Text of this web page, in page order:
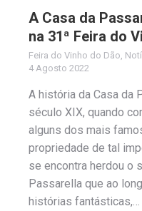
A Casa da
na 31ª Feira do
Feira do Vinho do Dão
4 Agosto 2022
A história da Casa da
século XIX, quando
alguns dos mais
propriedade de tal
se encontra herdou o
Passarella que ao
histórias fantásticas,…